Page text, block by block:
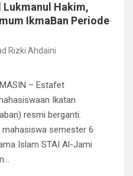
Hakim,
IkmaBan Periode
Rizki Ahdaini
– Estafet
Ikatan
resmi berganti.
mahasiswa semester 6
Islam STAI Al-Jami